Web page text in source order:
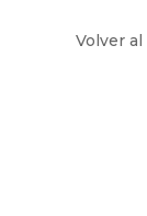
Volver al